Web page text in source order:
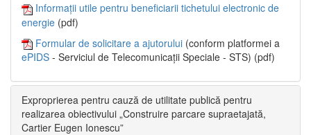
Informații utile pentru beneficiarii tichetului electronic de
energie (pdf)
Formular de solicitare a ajutorului (conform platformei a
ePIDS - Serviciul de Telecomunicații Speciale - STS) (pdf)
Exproprierea pentru cauză de utilitate publică pentru
realizarea obiectivului „Construire parcare supraetajată,
Cartier Eugen Ionescu”